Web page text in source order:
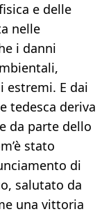
e delle
nelle
i danni
estremi. E dai
tedesca deriva
da parte dello
stato
di
salutato da
una vittoria